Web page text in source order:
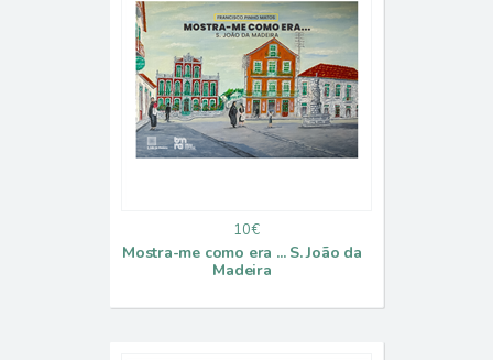
10€
Mostra-me como era ... S. João da
Madeira